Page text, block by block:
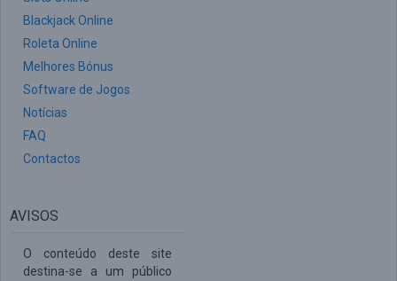
Blackjack Online
Roleta Online
Melhores Bónus
Software de Jogos
Notícias
FAQ
Contactos
AVISOS
O conteúdo deste site
destina-se a um público